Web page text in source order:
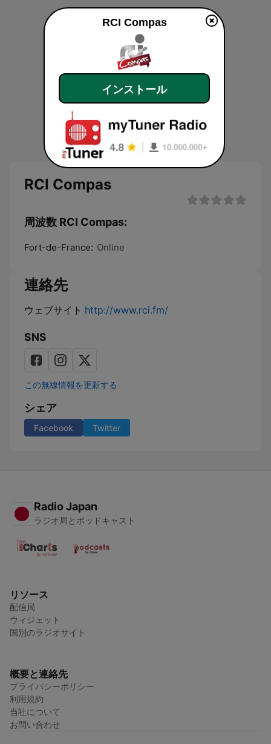
RCI Compas
周波数 RCI Compas:
Fort-de-France: Online
連絡先
ウェブサイト http://www.rci.fm/
SNS
この無線情報を更新する
シェア
Facebook Twitter
Radio Japan
ラジオ局とポッドキャスト
リソース
配信局
ウィジェット
国別のラジオサイト
概要と連絡先
プライバシーポリシー
利用規約
当社について
お問い合わせ
RCI Compas
インストール